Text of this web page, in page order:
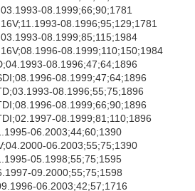
08.1999;66;90;1781
08.1996;95;129;1781
08.1999;85;115;1984
08.1999;110;150;1984
08.1996;47;64;1896
08.1999;47;64;1896
08.1996;55;75;1896
08.1999;66;90;1896
08.1999;81;110;1896
06.2003;44;60;1390
06.2003;55;75;1390
05.1998;55;75;1595
09.2000;55;75;1598
06.2003;42;57;1716